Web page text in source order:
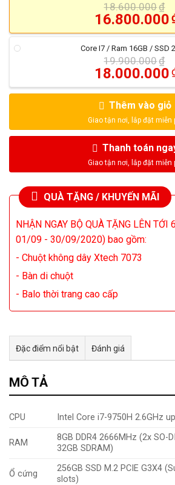
18.600.000₫
Giá
gốc
là:
16.800.000
Giá
tại
là:
Core I7 / Ram 16GB / SSD
19.900.000₫
Giá
gốc
là:
18.000.000
Giá
hiện
tại
là:
Thêm vào giỏ
Thanh toán
QUÀ TẶNG / KHUYẾN MÃI
NHẬN NGAY BỘ QUÀ TẶNG LÊN
01/09 - 30/09/2020) bao gồm:
- Chuột không dây Xtech 7073
- Bàn di chuột
- Balo thời trang cao cấp
Đặc điểm nổi bật Đánh giá
Tư vấn & bán hàng qua Facebook
MÔ TẢ
CPU Intel Core i7-9750H 2.6GHz
RAM
8GB DDR4 2666MHz (2x SO-
32GB SDRAM)
Ổ cứng
256GB SSD M.2 PCIE G3X4
slots)